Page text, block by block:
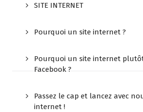
SITE INTERNET
Pourquoi un site internet ?
Pourquoi un site internet
Facebook ?
Passez le cap et lancez avec
internet !